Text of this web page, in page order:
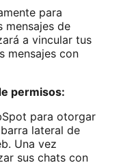
para
mensajes de
a vincular tus
mensajes con
permisos:
para otorgar
lateral de
Una vez
sus chats con